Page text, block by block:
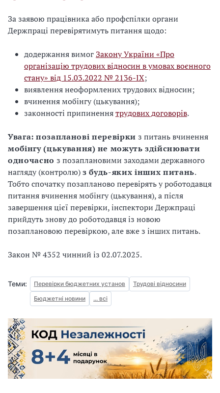
За заявою працівника або профспілки органи
Держпраці перевірятимуть питання щодо:
додержання вимогЗакону України «Про
організацію трудових відносин в умовах воєнного
стану» від 15.03.2022 № 2136-IX;
виявлення неоформлених трудових відносин;
вчинення мобінгу (цькування);
законності припиненнятрудових договорів.
Увага: позапланові перевірки з питань вчинення
мобінгу (цькування) не можуть здійснювати
одночасно з позаплановими заходами державного
нагляду (контролю)з будь-яких інших питань.
Тобто спочатку позапланово перевірять у роботодавця
питання вчинення мобінгу (цькування), а після
завершення цієї перевірки, інспектори Держпраці
прийдуть знову до роботодавця із новою
позаплановою перевіркою, але вже з інших питань.
Закон № 4352 чинний із 02.07.2025.
Теми: Перевірки бюджетних установ
Трудові відносини
Бюджетні новини
... всі